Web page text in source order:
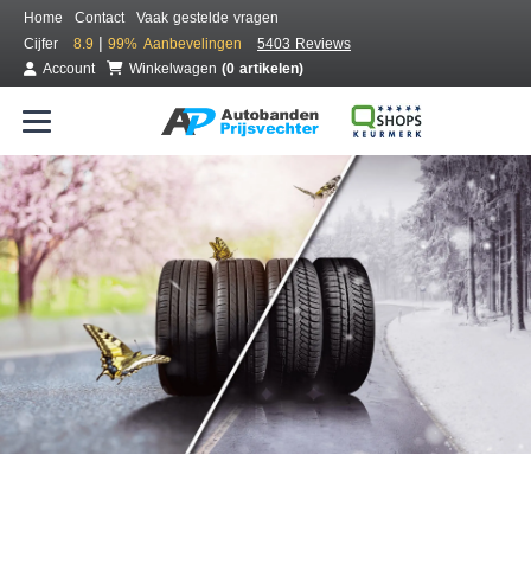
Home Contact
Vaak gestelde vragen
Cijfer
8.9 | 99% Aanbevelingen
5403 Reviews
Account
Winkelwagen (0 artikelen)
Bestel voordelig all season banden
Gratis bezorgd of montage bij jou in de buurt
Seizoen:
Merken: